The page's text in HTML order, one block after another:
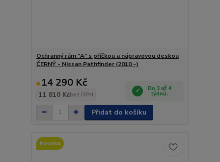
Ochranný rám "A" s příčkou a nápravovou deskou
ČERNÝ - Nissan Pathfinder (2010 -)
14 290 Kč
11 810 Kčbez DPH
Do 3 až 4
týdnů.
Přidat do košíku
Novinka